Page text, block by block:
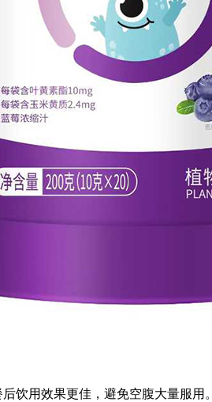
饮用效果更佳，避免空腹大量服用。